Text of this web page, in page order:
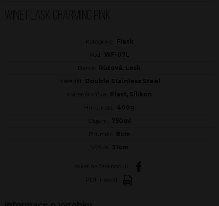
Kategorie:
Flask
Kód:
WF-07L
Barva:
Růžová, Lesk
Materiál:
Double Stainless Steel
Materiál víčka:
Plast, Silikon
Hmotnost:
400g
Objem:
750ml
Průměr:
8cm
Výška:
31cm
sdílet na facebooku
PDF návod